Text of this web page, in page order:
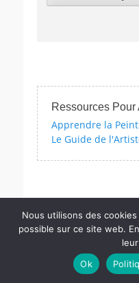
Ressources Pour
Apprendre la
Le Guide de
nos quizzes sur
Copyright © PMActu.Art.
Responsive
Nous utilisons des
possible sur ce site web.
Ok